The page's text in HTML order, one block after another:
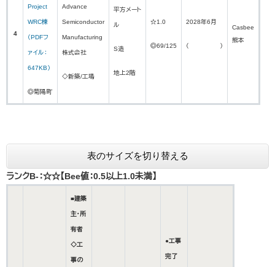
4
Project
WRC棟
（PDFフ
ァイル：
647KB）
◎菊陽町
Advance
Semiconductor
Manufacturing
株式会社
◇新築/工場
平方メート
ル
S造
地上2階
☆1.0
◎69/125
2028年6月
（ ）
Casbee
熊本
表のサイズを切り替える
ランクB-：☆☆【Bee値：0.5以上1.0未満】
■建築
主・所
有者
◇工
事の
●工事
完了